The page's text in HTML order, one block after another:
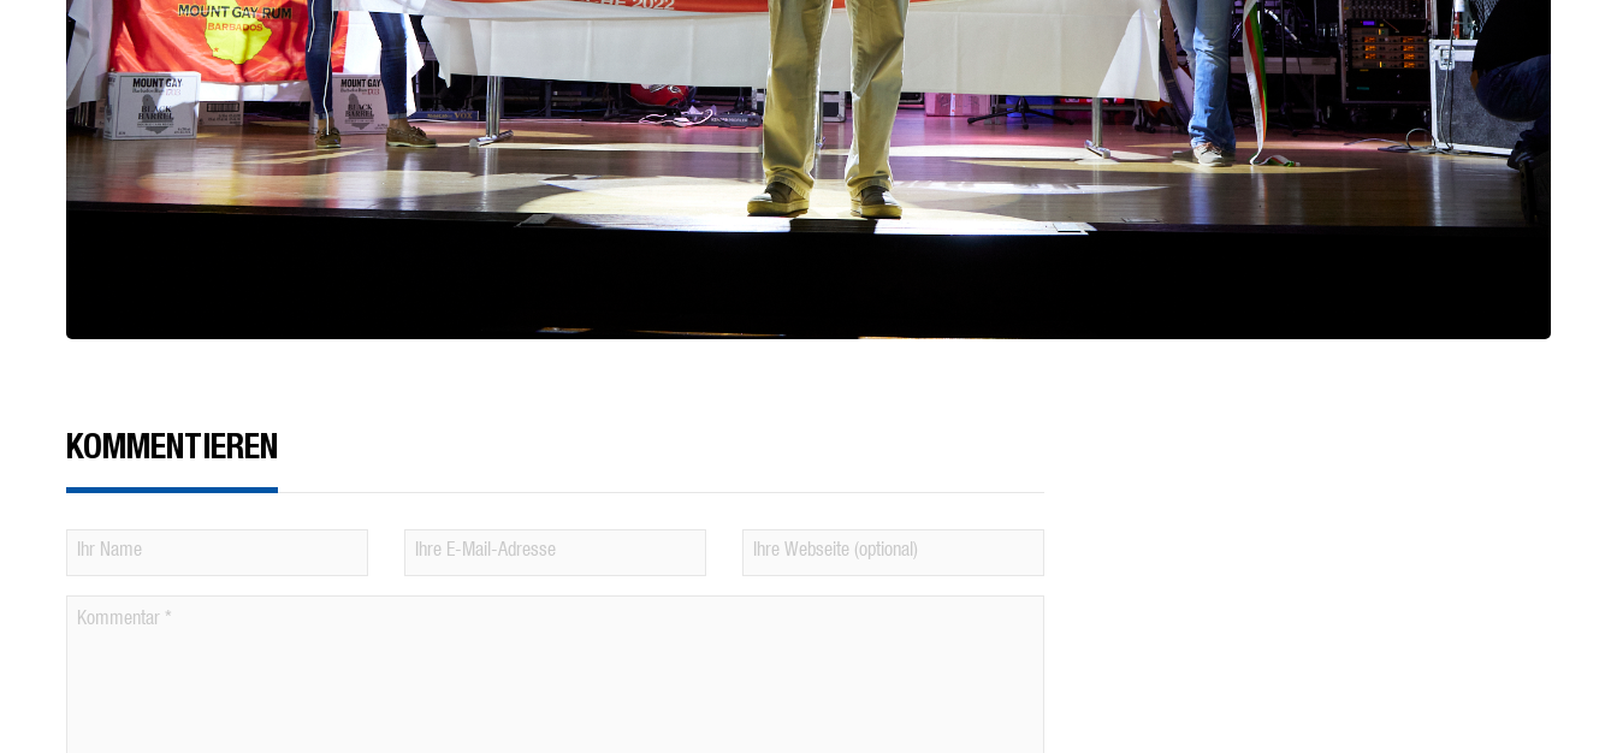
KOMMENTIEREN